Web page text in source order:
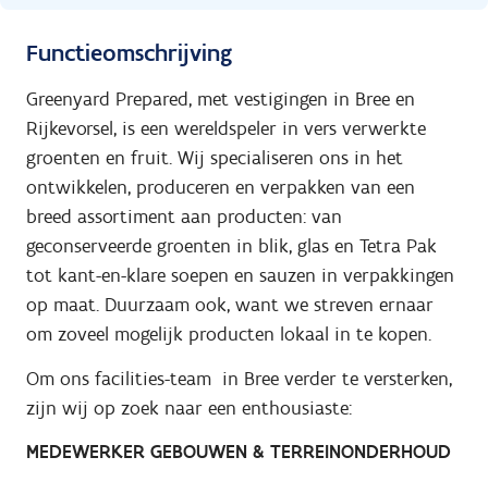
Functieomschrijving
Greenyard Prepared, met vestigingen in Bree en
Rijkevorsel, is een wereldspeler in vers verwerkte
groenten en fruit. Wij specialiseren ons in het
ontwikkelen, produceren en verpakken van een
breed assortiment aan producten: van
geconserveerde groenten in blik, glas en Tetra Pak
tot kant-en-klare soepen en sauzen in verpakkingen
op maat. Duurzaam ook, want we streven ernaar
om zoveel mogelijk producten lokaal in te kopen.
Om ons facilities-team in Bree verder te versterken,
zijn wij op zoek naar een enthousiaste:
MEDEWERKER GEBOUWEN & TERREINONDERHOUD